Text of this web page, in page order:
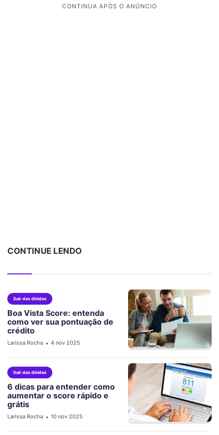
CONTINUE LENDO
Sair das dívidas
Boa Vista Score: entenda
como ver sua pontuação de
crédito
Larissa Rocha • 4 nov 2025
Sair das dívidas
6 dicas para entender como
aumentar o score rápido e
grátis
Larissa Rocha • 10 nov 2025